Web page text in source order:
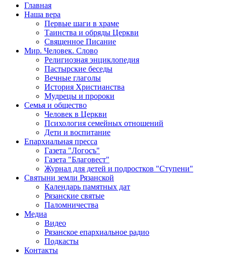
Главная
Наша вера
Первые шаги в храме
Таинства и обряды Церкви
Священное Писание
Мир. Человек. Слово
Религиозная энциклопедия
Пастырские беседы
Вечные глаголы
История Христианства
Мудрецы и пророки
Семья и общество
Человек в Церкви
Психология семейных отношений
Дети и воспитание
Епархиальная пресса
Газета "Логосъ"
Газета "Благовест"
Журнал для детей и подростков "Ступени"
Святыни земли Рязанской
Календарь памятных дат
Рязанские святые
Паломничества
Медиа
Видео
Рязанское епархиальное радио
Подкасты
Контакты